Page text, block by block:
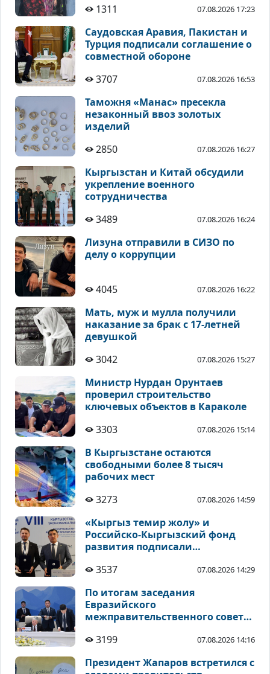
1311 07.08.2026 17:23
Саудовская Аравия, Пакистан и
Турция подписали соглашение о
совместной обороне
3707
07.08.2026 16:53
Таможня «Манас» пресекла
незаконный ввоз золотых
изделий
2850
07.08.2026 16:27
Кыргызстан и Китай обсудили
укрепление военного
сотрудничества
3489
07.08.2026 16:24
Лизуна отправили в СИЗО по
делу о коррупции
4045 07.08.2026 16:22
Мать, муж и мулла получили
наказание за брак с 17-летней
девушкой
3042
07.08.2026 15:27
Министр Нурдан Орунтаев
проверил строительство
ключевых объектов в Караколе
3303
07.08.2026 15:14
В Кыргызстане остаются
свободными более 8 тысяч
рабочих мест
3273
07.08.2026 14:59
«Кыргыз темир жолу» и
Российско-Кыргызский фонд
развития подписали
инвестиционным проектам
3537 07.08.2026 14:29
По итогам заседания
Евразийского
межправительственного совета
3199
07.08.2026 14:16
Президент Жапаров встретился с